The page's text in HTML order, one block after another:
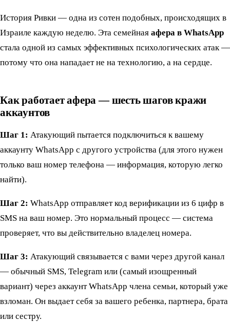
История Ривки — одна из сотен подобных, происходящих в
Израиле каждую неделю. Эта семейная афера в WhatsApp
стала одной из самых эффективных психологических атак —
потому что она нападает не на технологию, а на сердце.
Как работает афера — шесть шагов кражи
аккаунтов
Шаг 1: Атакующий пытается подключиться к вашему
аккаунту WhatsApp с другого устройства (для этого нужен
только ваш номер телефона — информация, которую легко
найти).
Шаг 2: WhatsApp отправляет код верификации из 6 цифр в
SMS на ваш номер. Это нормальный процесс — система
проверяет, что вы действительно владелец номера.
Шаг 3: Атакующий связывается с вами через другой канал
— обычный SMS, Telegram или (самый изощренный
вариант) через аккаунт WhatsApp члена семьи, который уже
взломан. Он выдает себя за вашего ребенка, партнера, брата
или сестру.